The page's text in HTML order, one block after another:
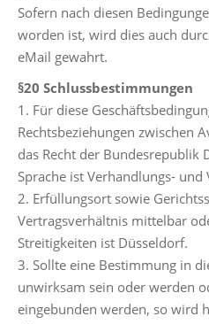
Sofern nach diesen
worden ist, wird dies auch
eMail gewahrt.
§20 Schlussbestimmungen
1. Für diese
Rechtsbeziehungen zwischen
das Recht der Bundesrepublik
Sprache ist Verhandlungs- und
2. Erfüllungsort sowie
Vertragsverhältnis mittelbar
Streitigkeiten ist Düsseldorf.
3. Sollte eine Bestimmung in
unwirksam sein oder werden
eingebunden werden, so wird